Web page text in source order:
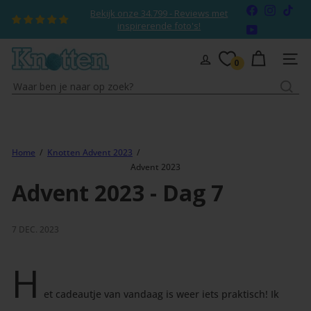
inhoud
gaan
Diavoorstelling
pauzeren
Bekijk onze 34.799 - Reviews met
inspirerende foto's!
Facebook
YouTube
K
n
o
n
0
Waar
op
Home
Knotten Advent 2023
Advent 2023
Advent 2023 - Dag 7
7 DEC. 2023
H
et cadeautje van vandaag is weer iets praktisch! Ik